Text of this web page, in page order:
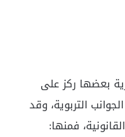
بعضها ركز على
التربوية، وقد
فمنها: